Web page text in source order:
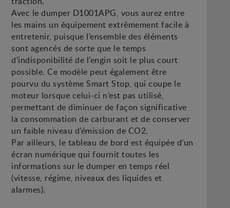
Avec le dumper D1001APG, vous aurez entre
les mains un équipement extrêmement facile à
entretenir, puisque l’ensemble des éléments
sont agencés de sorte que le temps
d’indisponibilité de l’engin soit le plus court
possible. Ce modèle peut également être
pourvu du système Smart Stop, qui coupe le
moteur lorsque celui-ci n’est pas utilisé,
permettant de diminuer de façon significative
la consommation de carburant et de conserver
un faible niveau d’émission de CO2.
Par ailleurs, le tableau de bord est équipée d’un
écran numérique qui fournit toutes les
informations sur le dumper en temps réel
(vitesse, régime, niveaux des liquides et
alarmes).